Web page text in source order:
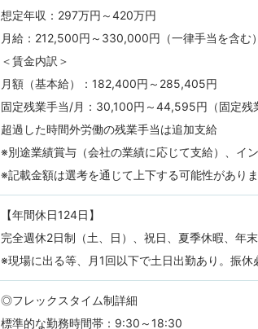
想定年収：297万円～420万円
月給：212,500円～330,000円（一律手当を含む）
＜賃金内訳＞
月額（基本給）：182,400円～285,405円
固定残業手当/月：30,100円～44,595円（固定残
超過した時間外労働の残業手当は追加支給
※別途業績賞与（会社の業績に応じて支給）、イ
※記載金額は選考を通じて上下する可能性があり
【年間休日124日】
完全週休2日制（土、日）、祝日、夏季休暇、年
※現場に出る等、月1回以下で土日出勤あり。振休
◎フレックスタイム制詳細
標準的な勤務時間帯：9:30～18:30